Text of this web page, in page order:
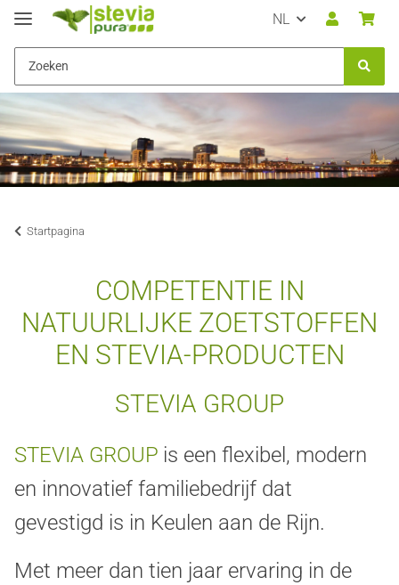
NL
Startpagina
COMPETENTIE IN
NATUURLIJKE ZOETSTOFFEN
EN STEVIA-PRODUCTEN
STEVIA GROUP
STEVIA GROUP is een flexibel, modern
en innovatief familiebedrijf dat
gevestigd is in Keulen aan de Rijn.
Met meer dan tien jaar ervaring in de